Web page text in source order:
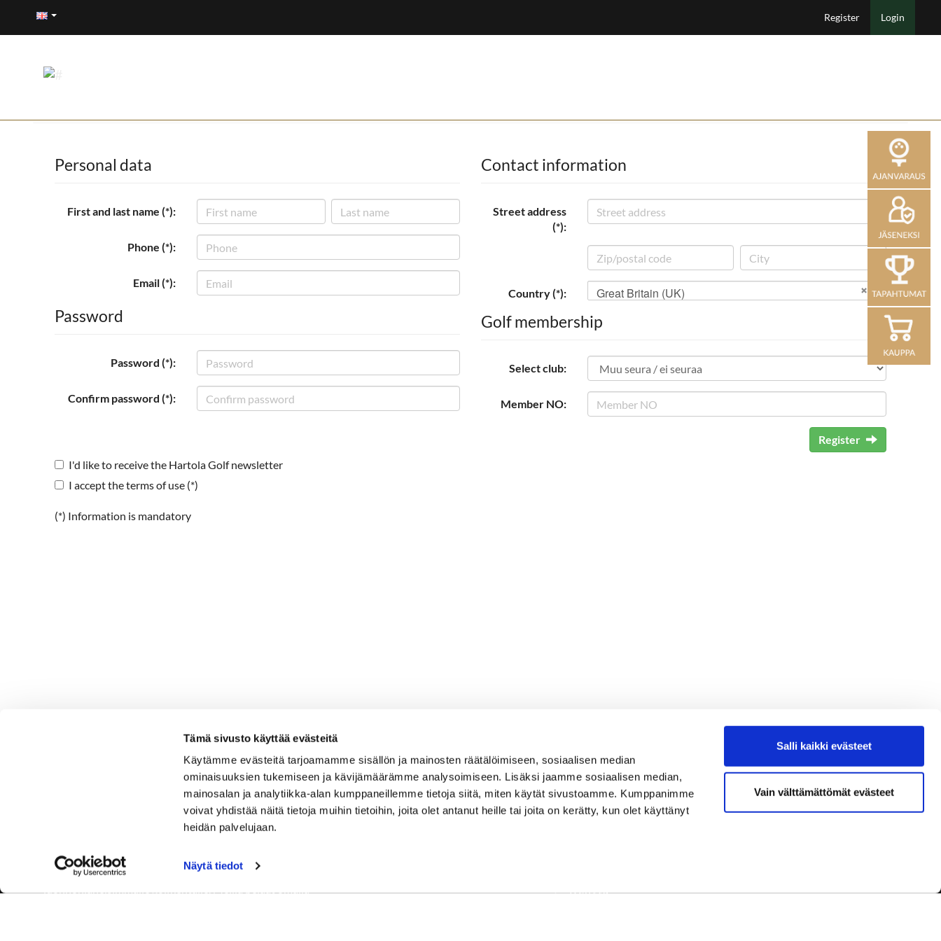
Tämä sivusto käyttää evästeitä
Käytämme evästeitä tarjoamamme sisällön ja mainosten räätälöimiseen, sosiaalisen median
ominaisuuksien tukemiseen ja kävijämäärämme analysoimiseen. Lisäksi jaamme sosiaalisen median,
mainosalan ja analytiikka-alan kumppaneillemme tietoja siitä, miten käytät sivustoamme. Kumppanimme
voivat yhdistää näitä tietoja muihin tietoihin, joita olet antanut heille tai joita on kerätty, kun olet käyttänyt
heidän palvelujaan.
Näytä tiedot
Salli kaikki evästeet
Vain välttämättömät evästeet
Register Login
Personal data
First and last name (*):
Phone (*):
Email (*):
Password
Password (*):
Confirm password (*):
Contact information
Street address
(*):
Country (*): Great Britain (UK)
Golf membership
Select club:
Member NO:
Register
I'd like to receive the Hartola Golf newsletter
I accept the terms of use (*)
(*) Information is mandatory
Tervetuloa Hartola Golfiin, Suomen ystävällisimmälle ja
Kenttä